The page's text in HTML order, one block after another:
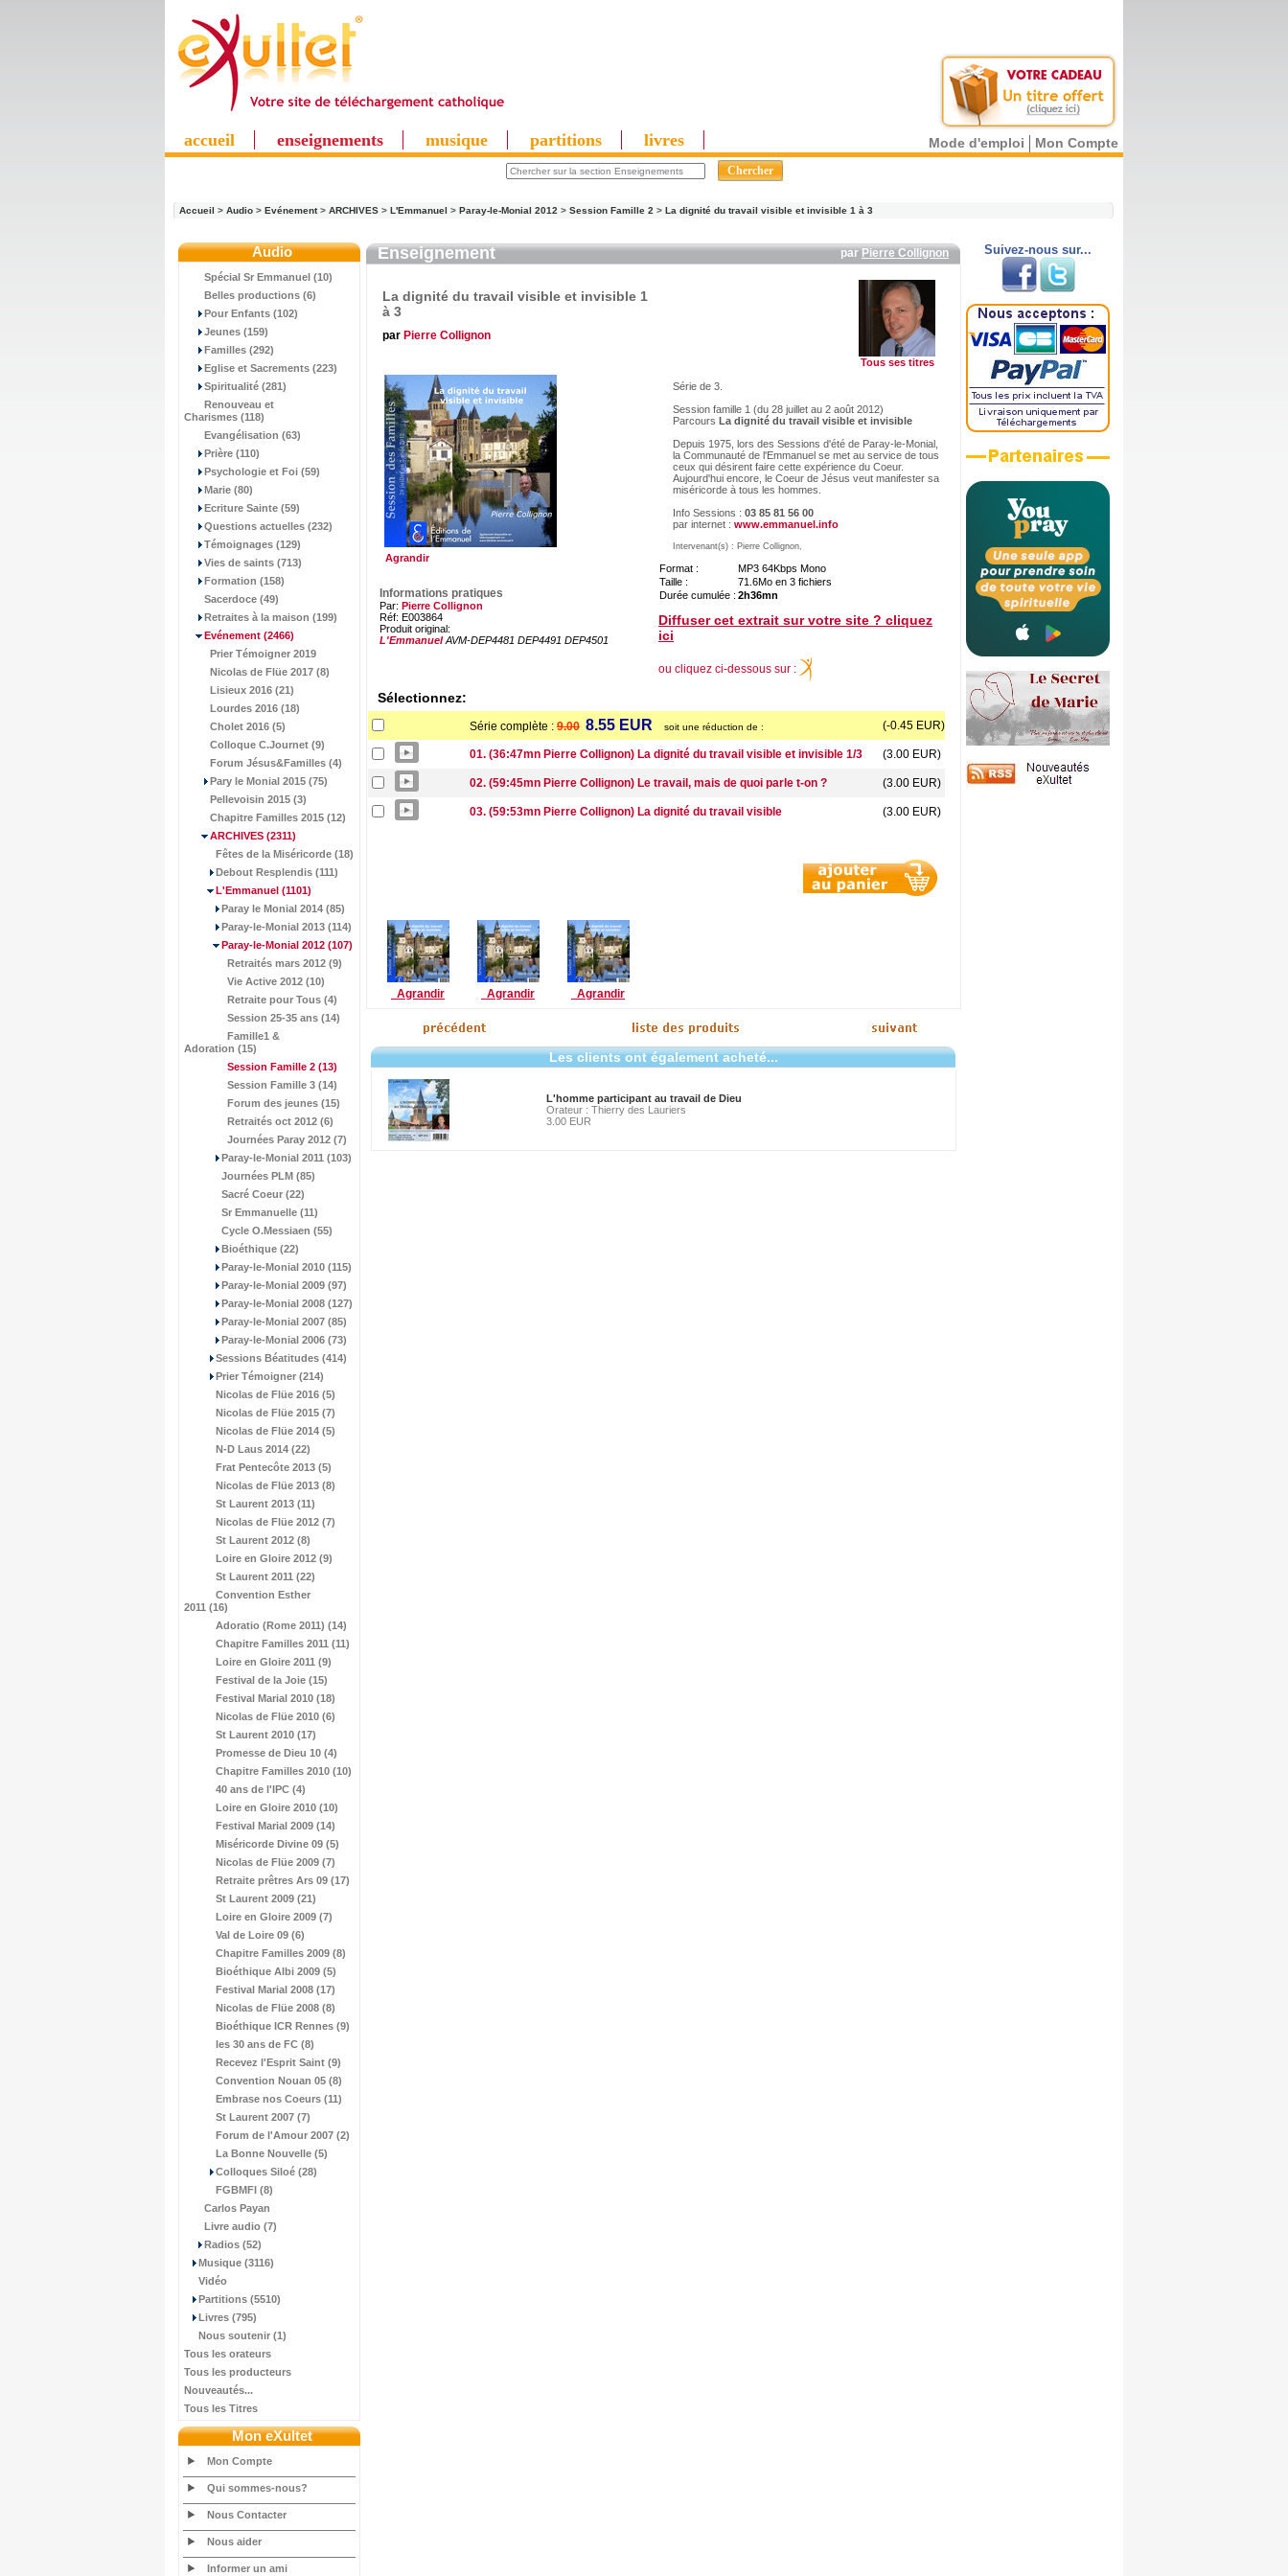
accueil enseignements musique partitions livres Mode d'emploi Mon Compte
Accueil > Audio > Evénement> ARCHIVES > L'Emmanuel > Paray-le-Monial 2012 > Session Famille 2 > La dignité du travail visible et invisible 1 à 3
Audio
Spécial Sr Emmanuel (10)
Belles productions (6)
Pour Enfants (102)
Jeunes (159)
Familles (292)
Eglise et Sacrements (223)
Spiritualité (281)
Renouveau et
Charismes (118)
Evangélisation (63)
Prière (110)
Psychologie et Foi (59)
Marie (80)
Ecriture Sainte (59)
Questions actuelles (232)
Témoignages (129)
Vies de saints (713)
Formation (158)
Sacerdoce (49)
Retraites à la maison (199)
Evénement (2466)
Prier Témoigner 2019
Nicolas de Flüe 2017 (8)
Lisieux 2016 (21)
Lourdes 2016 (18)
Cholet 2016 (5)
Colloque C.Journet (9)
Forum Jésus&Familles (4)
Pary le Monial 2015 (75)
Pellevoisin 2015 (3)
Chapitre Familles 2015 (12)
ARCHIVES (2311)
Fêtes de la Miséricorde (18)
Debout Resplendis (111)
L'Emmanuel (1101)
Paray le Monial 2014 (85)
Paray-le-Monial 2013 (114)
Paray-le-Monial 2012 (107)
Retraités mars 2012 (9)
Vie Active 2012 (10)
Retraite pour Tous (4)
Session 25-35 ans (14)
Famille1 &
Adoration (15)
Session Famille 2 (13)
Session Famille 3 (14)
Forum des jeunes (15)
Retraités oct 2012 (6)
Journées Paray 2012 (7)
Paray-le-Monial 2011 (103)
Journées PLM (85)
Sacré Coeur (22)
Sr Emmanuelle (11)
Cycle O.Messiaen (55)
Bioéthique (22)
Paray-le-Monial 2010 (115)
Paray-le-Monial 2009 (97)
Paray-le-Monial 2008 (127)
Paray-le-Monial 2007 (85)
Paray-le-Monial 2006 (73)
Sessions Béatitudes (414)
Prier Témoigner (214)
Nicolas de Flüe 2016 (5)
Nicolas de Flüe 2015 (7)
Nicolas de Flüe 2014 (5)
N-D Laus 2014 (22)
Frat Pentecôte 2013 (5)
Nicolas de Flüe 2013 (8)
St Laurent 2013 (11)
Nicolas de Flüe 2012 (7)
St Laurent 2012 (8)
Loire en Gloire 2012 (9)
St Laurent 2011 (22)
Convention Esther
2011 (16)
Adoratio (Rome 2011) (14)
Chapitre Familles 2011 (11)
Loire en Gloire 2011 (9)
Festival de la Joie (15)
Festival Marial 2010 (18)
Nicolas de Flüe 2010 (6)
St Laurent 2010 (17)
Promesse de Dieu 10 (4)
Chapitre Familles 2010 (10)
40 ans de l'IPC (4)
Loire en Gloire 2010 (10)
Festival Marial 2009 (14)
Miséricorde Divine 09 (5)
Nicolas de Flüe 2009 (7)
Retraite prêtres Ars 09 (17)
St Laurent 2009 (21)
Loire en Gloire 2009 (7)
Val de Loire 09 (6)
Chapitre Familles 2009 (8)
Bioéthique Albi 2009 (5)
Festival Marial 2008 (17)
Nicolas de Flüe 2008 (8)
Bioéthique ICR Rennes (9)
les 30 ans de FC (8)
Recevez l'Esprit Saint (9)
Convention Nouan 05 (8)
Embrase nos Coeurs (11)
St Laurent 2007 (7)
Forum de l'Amour 2007 (2)
La Bonne Nouvelle (5)
Colloques Siloé (28)
FGBMFI (8)
Carlos Payan
Livre audio (7)
Radios (52)
Musique (3116)
Vidéo
Partitions (5510)
Livres (795)
Nous soutenir (1)
Tous les orateurs
Tous les producteurs
Nouveautés...
Tous les Titres
Mon eXultet
Mon Compte
Qui sommes-nous?
Nous Contacter
Nous aider
Informer un ami
Enseignement par Pierre Collignon
La dignité du travail visible et invisible 1
à 3
par Pierre Collignon
Tous ses titres
Agrandir
Informations pratiques
Par: Pierre Collignon
Réf: E003864
Produit original:
L'EmmanuelAVM-DEP4481 DEP4491 DEP4501
Série de 3.
Session famille 1 (du 28 juillet au 2 août 2012)
Parcours La dignité du travail visible et invisible
Depuis 1975, lors des Sessions d'été de Paray-le-Monial,
la Communauté de l'Emmanuel se met au service de tous
ceux qui désirent faire cette expérience du Coeur.
Aujourd'hui encore, le Coeur de Jésus veut manifester sa
miséricorde à tous les hommes.
Info Sessions : 03 85 81 56 00
par internet : www.emmanuel.info
Intervenant(s) : Pierre Collignon,
Format :
MP3 64Kbps Mono
Taille :
71.6Mo en 3 fichiers
Durée cumulée : 2h36mn
Diffuser cet extrait sur votre site ? cliquez
ici
ou cliquez ci-dessous sur :
Sélectionnez:
Série complète : 9.00 8.55 EUR soit une réduction de : (-0.45 EUR)
01. (36:47mn Pierre Collignon) La dignité du travail visible et invisible 1/3 (3.00 EUR)
02. (59:45mn Pierre Collignon) Le travail, mais de quoi parle t-on ? (3.00 EUR)
03. (59:53mn Pierre Collignon) La dignité du travail visible (3.00 EUR)
Agrandir Agrandir Agrandir
Les clients ont également acheté...
L'homme participant au travail de Dieu
Orateur : Thierry des Lauriers
3.00 EUR
Suivez-nous sur...